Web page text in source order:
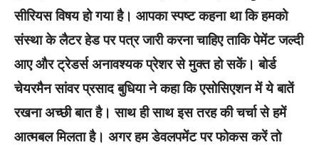
सीरियस विषय हो गया है। आपका स्पष्ट कहना था कि हमको
संस्था के लैटर हेड पर पत्र जारी करना चाहिए ताकि पेमेंट जल्दी
आए और ट्रेडर्स अनावश्यक प्रेशर से मुक्त हो सकें। बोर्ड
चेयरमैन सांवर प्रसाद बुधिया ने कहा कि एसोसिएशन में ये बातें
रखना अच्छी बात है। साथ ही साथ इस तरह की चर्चा से हमें
आत्मबल मिलता है। अगर हम डेवलपमेंट पर फोकस करें तो